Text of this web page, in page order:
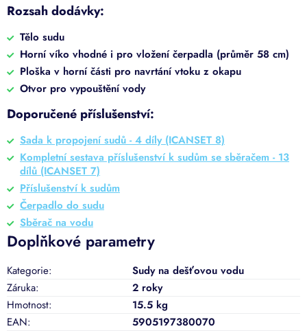
Rozsah dodávky:
Tělo sudu
Horní víko vhodné i pro vložení čerpadla (průměr 58 cm)
Ploška v horní části pro navrtání vtoku z okapu
Otvor pro vypouštění vody
Doporučené příslušenství:
Sada k propojení sudů - 4 díly (ICANSET 8)
Kompletní sestava příslušenství k sudům se sběračem - 13
dílů (ICANSET 7)
Příslušenství k sudům
Čerpadlo do sudu
Sběrač na vodu
Doplňkové parametry
Kategorie:
Sudy na dešťovou vodu
Záruka:
2 roky
Hmotnost:
15.5 kg
EAN:
5905197380070